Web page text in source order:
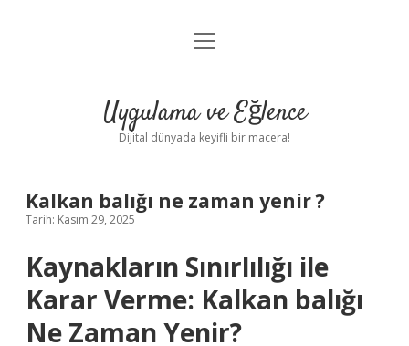
Anasayfa
Yasal Uyarı
menüyü
Uygulama ve Eğlence
Dijital dünyada keyifli bir macera!
Kalkan balığı ne zaman yenir ?
Tarih: Kasım 29, 2025
Kaynakların Sınırlılığı ile
Karar Verme: Kalkan balığı
Ne Zaman Yenir?